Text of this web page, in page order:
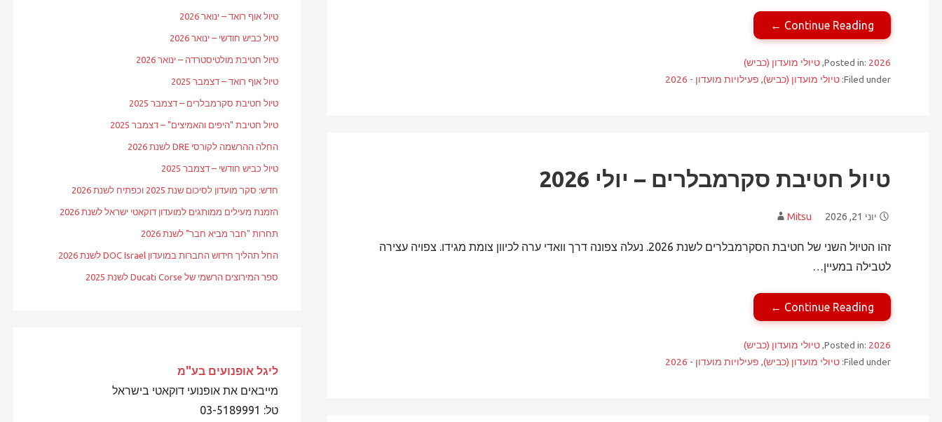
Continue Reading ←
Posted in: 2026
,טיולי מועדון (כביש)
Filed under: טיולי מועדון (כביש), פעילויות מועדון - 2026
טיול חטיבת סקרמבלרים – יולי 2026
יוני 21, 2026 Mitsu
זהו הטיול השני של חטיבת הסקרמבלרים לשנת 2026. נעלה צפונה דרך וואדי ערה לכיוון צומת מגידו. צפויה עצירה
לטבילה במעיין…
Continue Reading ←
Posted in: 2026
,טיולי מועדון (כביש)
Filed under: טיולי מועדון (כביש), פעילויות מועדון - 2026
טיול אוף רואד – ינואר 2026
טיול כביש חודשי – ינואר 2026
טיול חטיבת מולטיסטרדה – ינואר 2026
טיול אוף רואד – דצמבר 2025
טיול חטיבת סקרמבלרים – דצמבר 2025
טיול חטיבת "היפים והאמיצים" – דצמבר 2025
החלה ההרשמה לקורסי DRE לשנת 2026
טיול כביש חודשי – דצמבר 2025
חדש: סקר מועדון לסיכום שנת 2025 וכפתיח לשנת 2026
הזמנת מעילים ממותגים למועדון דוקאטי ישראל לשנת 2026
תחרות "חבר מביא חבר" לשנת 2026
החל תהליך חידוש החברות במועדון DOC Israel לשנת 2026
ספר המירוצים הרשמי של Ducati Corse לשנת 2025
ליגל אופנועים בע"מ
מייבאים את אופנועי דוקאטי בישראל
טל: 03-5189991